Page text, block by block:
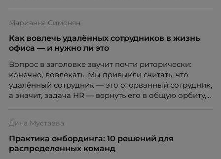
Чеснокова, HR-директор Right line.
Марианна Симонян
Как вовлечь удалённых сотрудников в жизнь
офиса — и нужно ли это
Вопрос в заголовке звучит почти риторически:
конечно, вовлекать. Мы привыкли считать, что
удалённый сотрудник — это оторванный сотрудник,
а значит, задача HR — вернуть его в общую орбиту,
вовлечения, стоит остановиться на неудобном
факте: данные говорят ровно обратное тому, что
подсказывает интуиция. Автор свежего выпуска
Дина Мустаева
Практика онбординга: 10 решений для
распределенных команд